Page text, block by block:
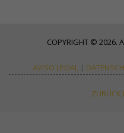
COPYRIGHT © 2026.
AVISO LEGAL |
ZURÜCK